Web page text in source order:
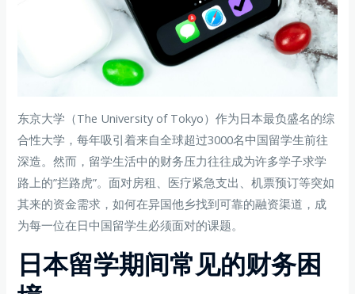
东京大学（The University of Tokyo）作为日本最负盛名的综
合性大学，每年吸引着来自全球超过3000名中国留学生前往
深造。然而，留学生活中的财务压力往往成为许多学子求学
路上的”拦路虎”。面对房租、医疗紧急支出、机票预订等突如
其来的资金需求，如何在异国他乡找到可靠的融资渠道，成
为每一位在日中国留学生必须面对的课题。
日本留学期间常见的财务困